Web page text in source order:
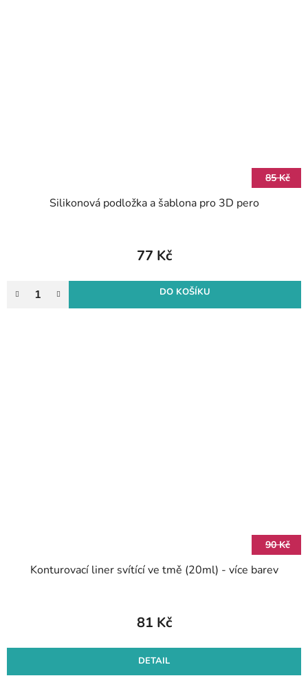
85 Kč
Silikonová podložka a šablona pro 3D pero
77 Kč
DO KOŠÍKU
90 Kč
Konturovací liner svítící ve tmě (20ml) - více barev
81 Kč
DETAIL